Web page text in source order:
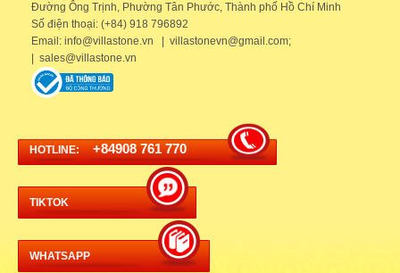
Đường Ông Trịnh, Phường Tân Phước, Thành phố Hồ Chí Minh
Số điện thoại: (+84) 918 796892
Email: info@villastone.vn | villastonevn@gmail.com;
| sales@villastone.vn
HOTLINE:+84908 761 770
TIKTOK
WHATSAPP